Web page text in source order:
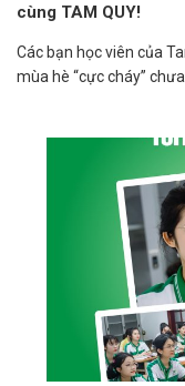
cùng TAM QUY!
Các bạn học viên của
mùa hè “cực cháy”